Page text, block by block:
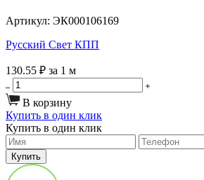
Артикул: ЭК000106169
Русский Свет КПП
130.55 ₽ за 1 м
В корзину
Купить в один клик
Купить в один клик